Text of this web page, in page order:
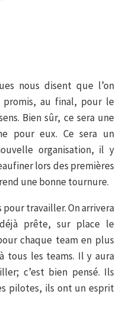
nous disent que l’on
promis, au final, pour le
Bien sûr, ce sera une
pour eux. Ce sera un
organisation, il y
lors des premières
une bonne tournure.
travailler. On arrivera
prête, sur place le
chaque team en plus
tous les teams. Il y aura
c’est bien pensé. Ils
pilotes, ils ont un esprit